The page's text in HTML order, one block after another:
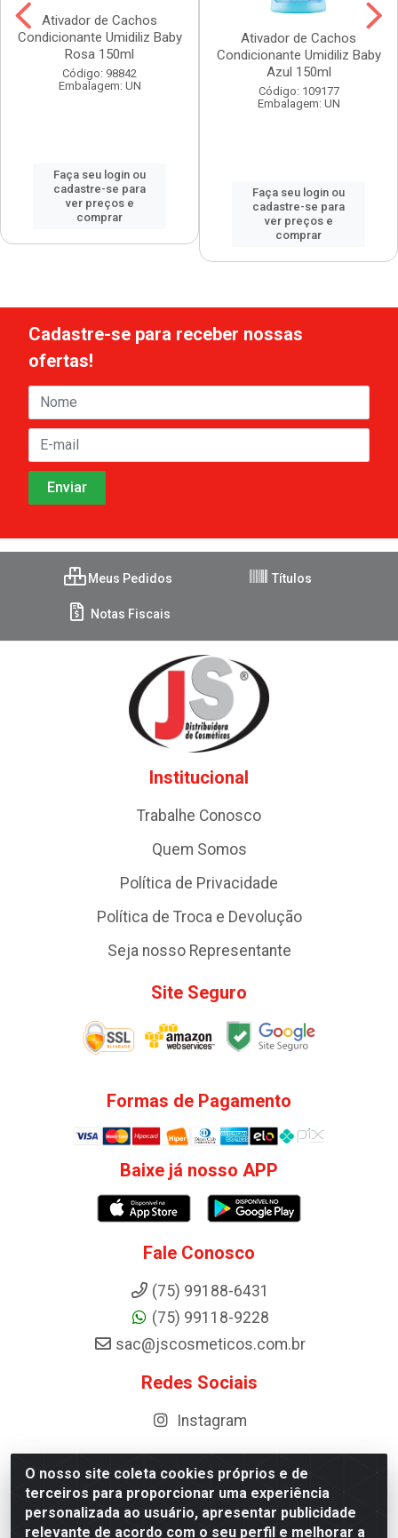
Ativador de Cachos
Condicionante Umidiliz Baby
Rosa 150ml
Código: 98842
Embalagem: UN
Faça seu login ou
cadastre-se para
ver preços e
comprar
Ativador de Cachos
Condicionante Umidiliz Baby
Azul 150ml
Código: 109177
Embalagem: UN
Faça seu login ou
cadastre-se para
ver preços e
comprar
O nosso site coleta cookies próprios e de
terceiros para proporcionar uma experiência
personalizada ao usuário, apresentar publicidade
relevante de acordo com o seu perfil e melhorar a
Cadastre-se para receber nossas
ofertas!
Meus Pedidos Títulos
Notas Fiscais
Institucional
Trabalhe Conosco
Quem Somos
Política de Privacidade
Política de Troca e Devolução
Seja nosso Representante
Site Seguro
Formas de Pagamento
Baixe já nosso APP
Fale Conosco
(75) 99188-6431
(75) 99118-9228
sac@jscosmeticos.com.br
Redes Sociais
Instagram
Distribuidora de Cosméticos Antoneto LTDA - BA-052,
km 87 - Industrial, Ipirá - BA, 44600-000 - CNPJ
10.984.107/0001-75